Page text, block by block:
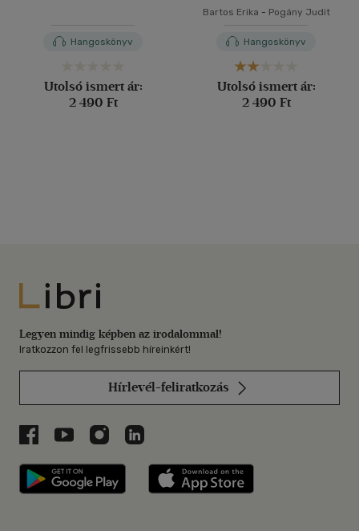
Hangoskönyv
Utolsó ismert ár:
2 490 Ft
Bartos Erika - Pogány Judit
Hangoskönyv
Utolsó ismert ár:
2 490 Ft
Libri
Legyen mindig képben az irodalommal!
Iratkozzon fel legfrissebb híreinkért!
Hírlevél-feliratkozás
Libri a Facebookon
Libri a Youtube-on
Libri az Instagramon
Libri a LinkedInen
Libri applikáció Szerezd meg: Google